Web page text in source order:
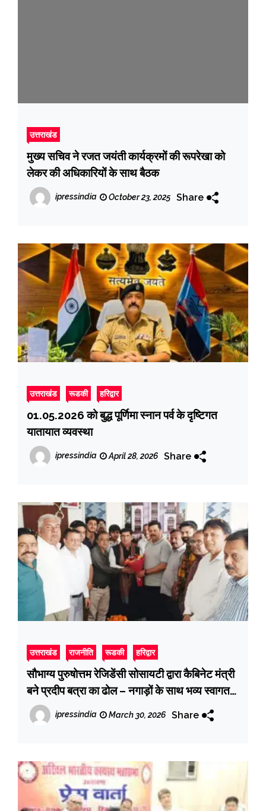
उत्तराखंड
मुख्य सचिव ने रजत जयंती कार्यक्रमों की रूपरेखा को
लेकर की अधिकारियों के साथ बैठक
ipressindia October 23, 2025 Share
उत्तराखंड रूडकी हरिद्वार
01.05.2026 को बुद्ध पूर्णिमा स्नान पर्व के दृष्टिगत
यातायात व्यवस्था
ipressindia April 28, 2026 Share
उत्तराखंड राजनीति रूडकी हरिद्वार
सौभाग्य पुरुषोत्तम रेजिडेंसी सोसायटी द्वारा कैबिनेट मंत्री
बने प्रदीप बत्रा का ढोल – नगाड़ों के साथ भव्य स्वागत
किया गया
ipressindia March 30, 2026 Share